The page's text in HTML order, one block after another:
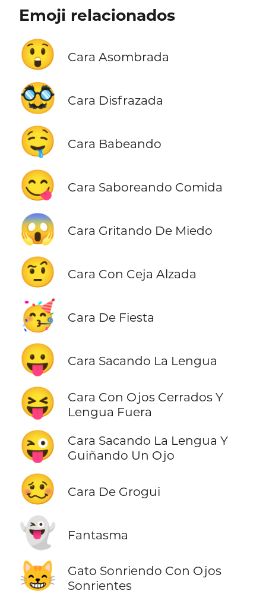
Emoji relacionados
😲 Cara Asombrada
🥸 Cara Disfrazada
🤤 Cara Babeando
😋 Cara Saboreando Comida
😱 Cara Gritando De Miedo
🤨 Cara Con Ceja Alzada
🥳 Cara De Fiesta
😛 Cara Sacando La Lengua
😝
Cara Con Ojos Cerrados Y
Lengua Fuera
😜
Cara Sacando La Lengua Y
Guiñando Un Ojo
🥴 Cara De Grogui
👻 Fantasma
😸
Gato Sonriendo Con Ojos
Sonrientes